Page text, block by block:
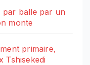
par balle par un
monte
primaire,
Tshisekedi